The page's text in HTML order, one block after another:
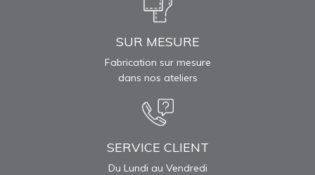
SUR MESURE
Fabrication sur mesure
dans nos ateliers
SERVICE CLIENT
Du Lundi au Vendredi